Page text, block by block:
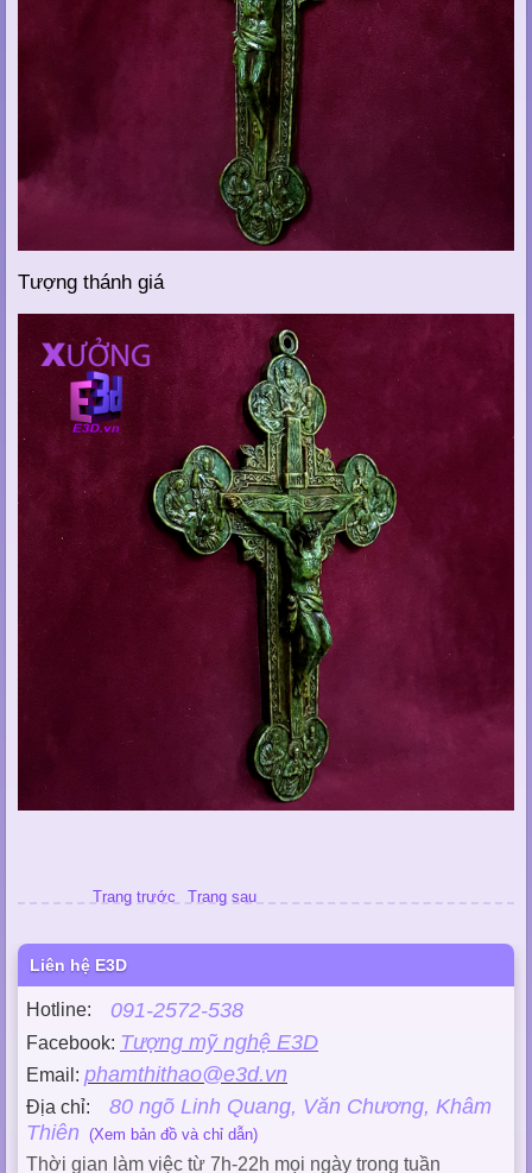
Tượng thánh giá
Trang trước Trang sau
Liên hệ E3D
Hotline: 091-2572-538
Facebook: Tượng mỹ nghệ E3D
Email: phamthithao@e3d.vn
Địa chỉ: 80 ngõ Linh Quang, Văn Chương, Khâm
Thiên (Xem bản đồ và chỉ dẫn)
Thời gian làm việc từ 7h-22h mọi ngày trong tuần